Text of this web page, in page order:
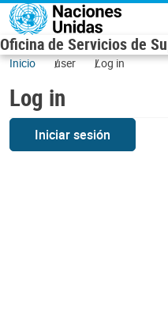
Skip to main content
Oficina de Servicios de
Inicio user Log in
Log in
Iniciar sesión